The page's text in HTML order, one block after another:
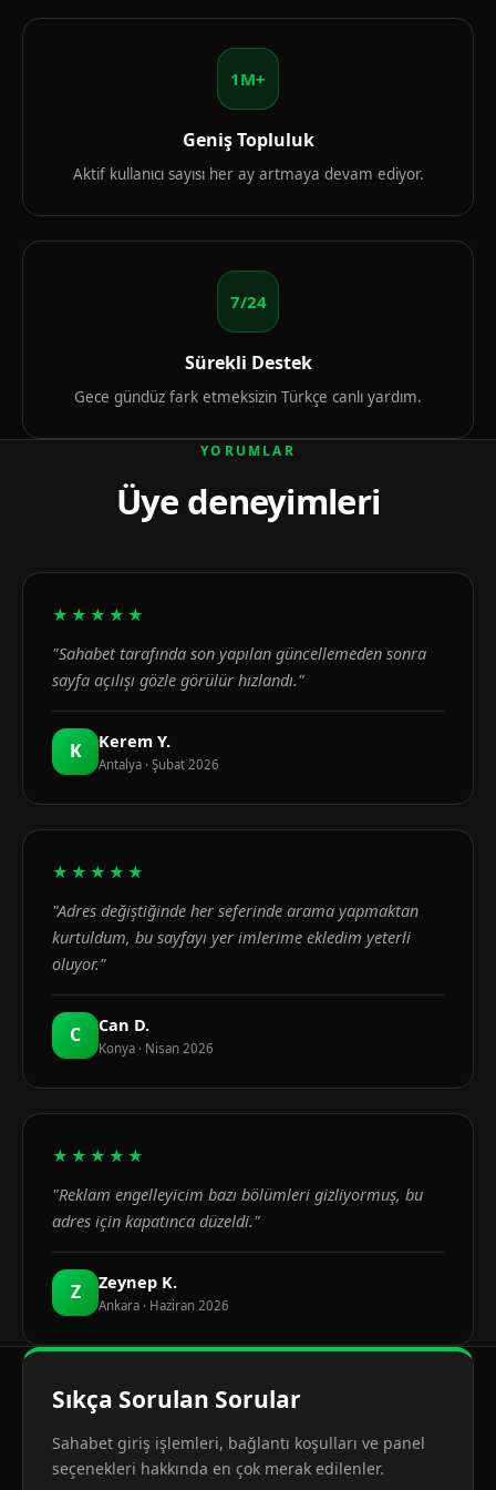
1M+
Geniş Topluluk
Aktif kullanıcı sayısı her ay artmaya devam ediyor.
7/24
Sürekli Destek
Gece gündüz fark etmeksizin Türkçe canlı yardım.
YORUMLAR
Üye deneyimleri
★★★★★
"Sahabet tarafında son yapılan güncellemeden sonra
sayfa açılışı gözle görülür hızlandı."
K Kerem Y.
Antalya · Şubat 2026
★★★★★
"Adres değiştiğinde her seferinde arama yapmaktan
kurtuldum, bu sayfayı yer imlerime ekledim yeterli
oluyor."
C Can D.
Konya · Nisan 2026
★★★★★
"Reklam engelleyicim bazı bölümleri gizliyormuş, bu
adres için kapatınca düzeldi."
Z Zeynep K.
Ankara · Haziran 2026
Sıkça Sorulan Sorular
Sahabet giriş işlemleri, bağlantı koşulları ve panel
seçenekleri hakkında en çok merak edilenler.